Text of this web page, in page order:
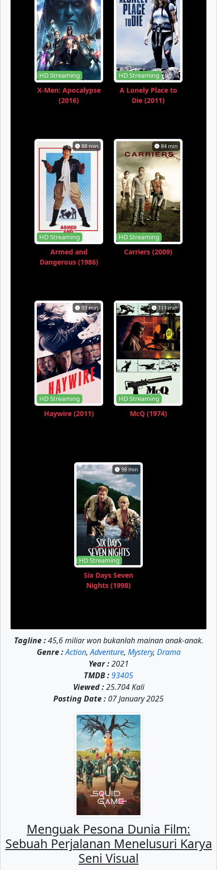
HD Streaming
X-Men: Apocalypse
(2016)
HD Streaming
A Lonely Place to
Die (2011)
88 min
HD Streaming
Armed and
Dangerous (1986)
84 min
HD Streaming
Carriers (2009)
93 min
HD Streaming
Haywire (2011)
111 min
HD Streaming
McQ (1974)
98 min
HD Streaming
Six Days Seven
Nights (1998)
Tagline :45,6 miliar won bukanlah mainan anak-anak.
Genre :Action,Adventure, Mystery, Drama
Year :2021
TMDB :93405
Viewed :25.704 Kali
Posting Date : 07 January 2025
Menguak Pesona Dunia Film:
Sebuah Perjalanan Menelusuri Karya
Seni Visual